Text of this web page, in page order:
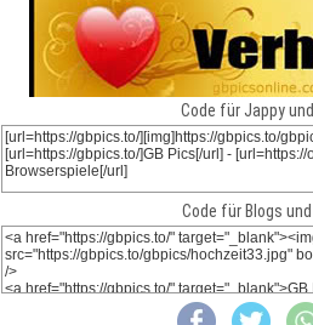
Code für Jappy und
Code für Blogs und